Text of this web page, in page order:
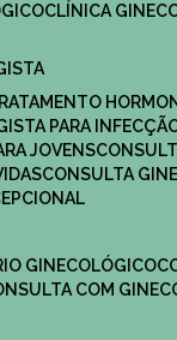
CLÍNICA
PARA
JOVENS
CONSULTA
GINECOLÓGICO​
COM